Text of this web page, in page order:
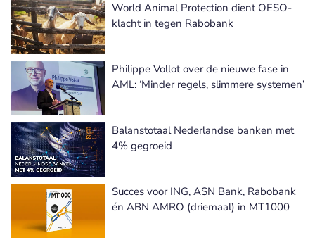
World Animal Protection dient OESO-
klacht in tegen Rabobank
Philippe Vollot over de nieuwe fase in
AML: ‘Minder regels, slimmere systemen’
Balanstotaal Nederlandse banken met
4% gegroeid
Succes voor ING, ASN Bank, Rabobank
én ABN AMRO (driemaal) in MT1000